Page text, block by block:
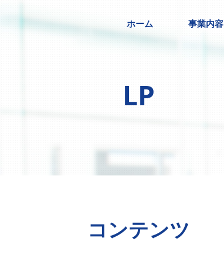
ホーム 事業内容
LP
コンテンツ